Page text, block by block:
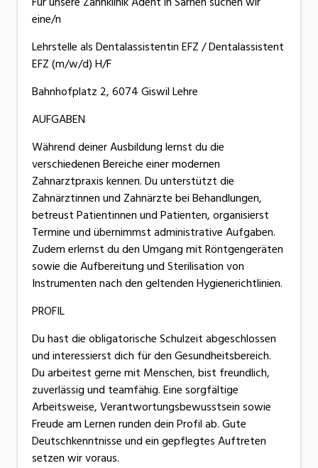
eine/n
Lehrstelle als Dentalassistentin EFZ / Dentalassistent
EFZ (m/w/d) H/F
Bahnhofplatz 2, 6074 Giswil Lehre
AUFGABEN
Während deiner Ausbildung lernst du die
verschiedenen Bereiche einer modernen
Zahnarztpraxis kennen. Du unterstützt die
Zahnärztinnen und Zahnärzte bei Behandlungen,
betreust Patientinnen und Patienten, organisierst
Termine und übernimmst administrative Aufgaben.
Zudem erlernst du den Umgang mit Röntgengeräten
sowie die Aufbereitung und Sterilisation von
Instrumenten nach den geltenden Hygienerichtlinien.
PROFIL
Du hast die obligatorische Schulzeit abgeschlossen
und interessierst dich für den Gesundheitsbereich.
Du arbeitest gerne mit Menschen, bist freundlich,
zuverlässig und teamfähig. Eine sorgfältige
Arbeitsweise, Verantwortungsbewusstsein sowie
Freude am Lernen runden dein Profil ab. Gute
Deutschkenntnisse und ein gepflegtes Auftreten
setzen wir voraus.